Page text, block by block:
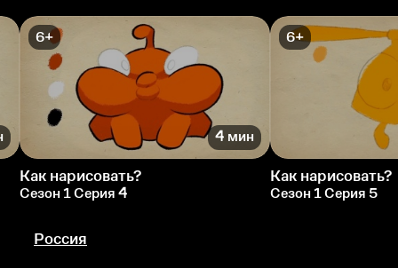
6+
4 мин
Как нарисовать?
Сезон 1 Серия 4
6+
Как нарисовать?
Сезон 1 Серия 5
Россия